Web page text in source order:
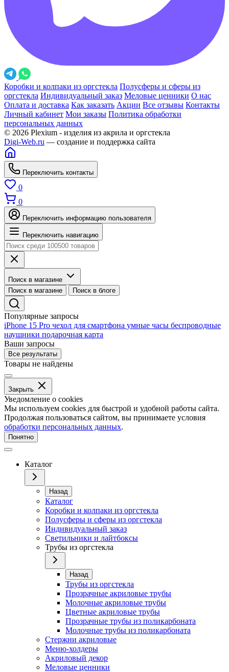
Коробки и колпаки из оргстекла Полусферы и сферы из
оргстекла Индивидуальный заказ Меловые ценники О нас
Оплата и доставка Как заказать Акции Все отзывы Контакты
Личный кабинет Мои заказы Политика обработки
персональных данных
© 2026 Plexium - изделия из акрила и оргстекла
Digi-Web.ru — создание и поддержка сайта
Переключить контакты
0
0
Переключить информацию пользователя
Переключить навигацию
Поиск в магазине
Поиск в магазине
Поиск в блоге
Популярные запросы
iPhone 15 Pro чехол для смартфона умные часы беспроводные
наушники подарочная карта
Ваши запросы
Все результаты
Товары не найдены
Закрыть
Уведомление о cookies
Мы используем cookies для быстрой и удобной работы сайта.
Продолжая пользоваться сайтом, вы принимаете условия
обработки персональных данных.
Понятно
Каталог
Назад
Каталог
Коробки и колпаки из оргстекла
Полусферы и сферы из оргстекла
Индивидуальный заказ
Светильники и лайтбоксы
Трубы из оргстекла
Назад
Трубы из оргстекла
Прозрачные акриловые трубы
Молочные акриловые трубы
Цветные акриловые трубы
Прозрачные трубы из поликарбоната
Молочные трубы из поликарбоната
Стержни акриловые
Меню-холдеры
Акриловый декор
Меловые ценники